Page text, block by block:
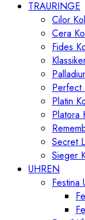
TRAURINGE
Cilor
Cera
Fides
Perfect
Platin
Platora
Secret
Sieger
UHREN
Festina